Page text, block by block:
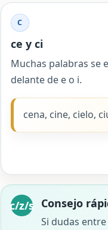
C
ce y ci
Muchas palabras se
delante de e o i.
cena, cine, cielo,
c/z/s Consejo
Si dudas